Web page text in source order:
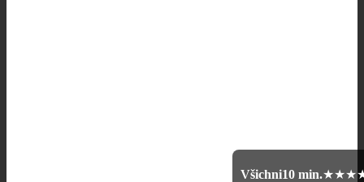
Všichni10 min.